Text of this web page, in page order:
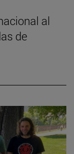
al
de